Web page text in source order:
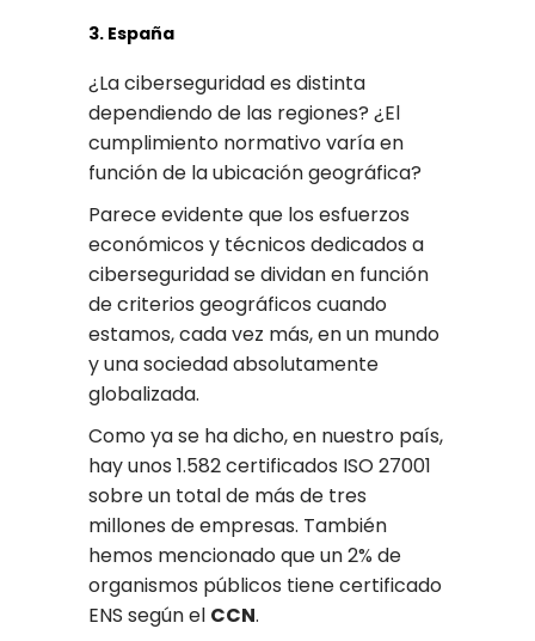
3. España
¿La ciberseguridad es distinta
dependiendo de las regiones? ¿El
cumplimiento normativo varía en
función de la ubicación geográfica?
Parece evidente que los esfuerzos
económicos y técnicos dedicados a
ciberseguridad se dividan en función
de criterios geográficos cuando
estamos, cada vez más, en un mundo
y una sociedad absolutamente
globalizada.
Como ya se ha dicho, en nuestro país,
hay unos 1.582 certificados ISO 27001
sobre un total de más de tres
millones de empresas. También
hemos mencionado que un 2% de
organismos públicos tiene certificado
ENS según el CCN.